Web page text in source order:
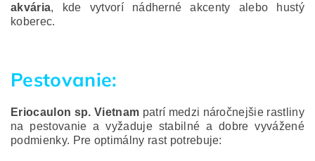
akvária, kde vytvorí nádherné akcenty alebo hustý
koberec.
Pestovanie:
Eriocaulon sp. Vietnam patrí medzi náročnejšie rastliny
na pestovanie a vyžaduje stabilné a dobre vyvážené
podmienky. Pre optimálny rast potrebuje: